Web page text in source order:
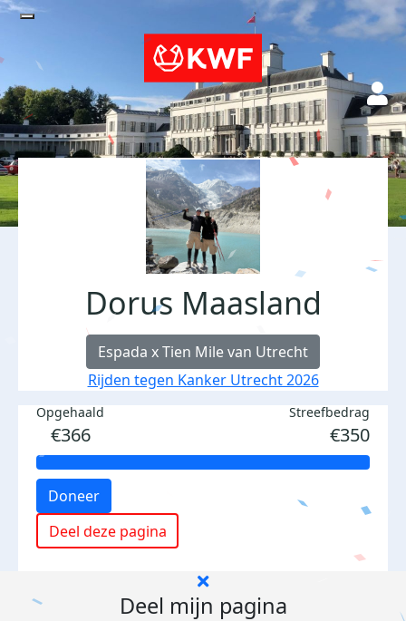
Dorus Maasland
Espada x Tien Mile van Utrecht
Rijden tegen Kanker Utrecht 2026
Opgehaald
€366
Streefbedrag
€350
Doneer
Deel deze pagina
Deel mijn pagina